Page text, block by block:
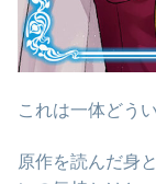
これは一体どう
原作を読んだ身